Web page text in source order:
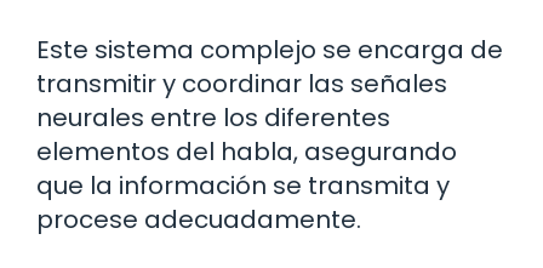
Este sistema complejo se encarga de
transmitir y coordinar las señales
neurales entre los diferentes
elementos del habla, asegurando
que la información se transmita y
procese adecuadamente.